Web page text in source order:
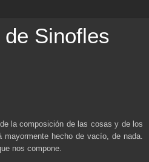
Sinofles
la composición de las cosas y de los
hecho de vacío, de nada.
nos compone.